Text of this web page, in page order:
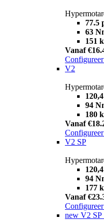
77.5
63
151
Vanaf
V2
94
180
Vanaf
Configureer
V2 SP
94
177
Vanaf
Configureer
new V2 SP